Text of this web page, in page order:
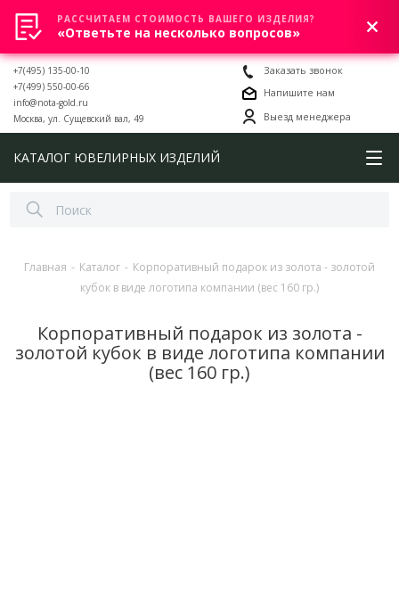
0
+7(495) 135-00-10
+7(499) 550-00-66
info@nota-gold.ru
Москва, ул. Сущевский вал, 49
Заказать звонок
Напишите нам
Выезд менеджера
КАТАЛОГ ЮВЕЛИРНЫХ ИЗДЕЛИЙ
Главная - Каталог - Корпоративный подарок из золота - золотой
кубок в виде логотипа компании (вес 160 гр.)
Корпоративный подарок из золота -
золотой кубок в виде логотипа компании
(вес 160 гр.)
РАССЧИТАЕМ СТОИМОСТЬ ВАШЕГО ИЗДЕЛИЯ?
«Ответьте на несколько вопросов»